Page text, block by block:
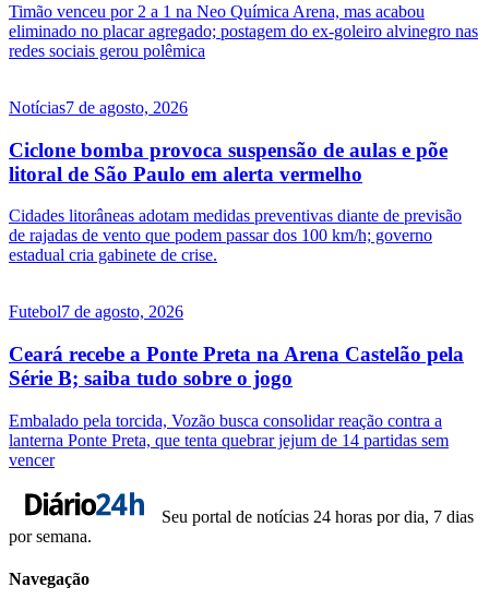
Timão venceu por 2 a 1 na Neo Química Arena, mas acabou
eliminado no placar agregado; postagem do ex-goleiro alvinegro nas
redes sociais gerou polêmica
Notícias7 de agosto, 2026
Ciclone bomba provoca suspensão de aulas e põe
litoral de São Paulo em alerta vermelho
Cidades litorâneas adotam medidas preventivas diante de previsão
de rajadas de vento que podem passar dos 100 km/h; governo
estadual cria gabinete de crise.
Futebol7 de agosto, 2026
Ceará recebe a Ponte Preta na Arena Castelão pela
Série B; saiba tudo sobre o jogo
Embalado pela torcida, Vozão busca consolidar reação contra a
lanterna Ponte Preta, que tenta quebrar jejum de 14 partidas sem
vencer
Seu portal de notícias 24 horas por dia, 7 dias
por semana.
Navegação